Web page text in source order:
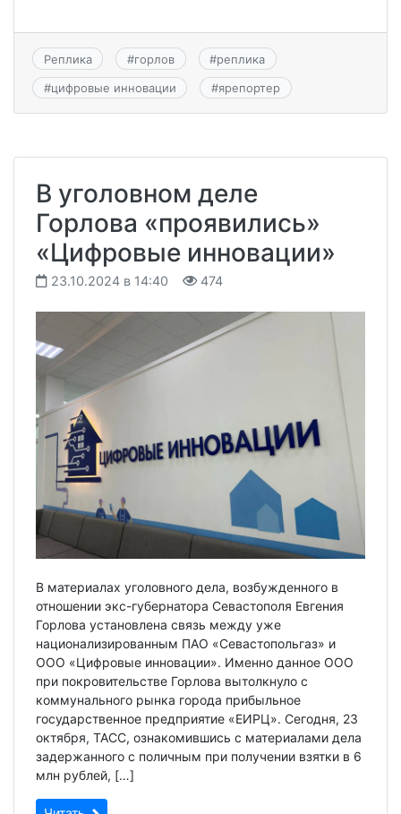
Реплика #горлов #реплика
#цифровые инновации #ярепортер
В уголовном деле
Горлова «проявились»
«Цифровые инновации»
23.10.2024 в 14:40 474
В материалах уголовного дела, возбужденного в
отношении экс-губернатора Севастополя Евгения
Горлова установлена связь между уже
национализированным ПАО «Севастопольгаз» и
ООО «Цифровые инновации». Именно данное ООО
при покровительстве Горлова вытолкнуло с
коммунального рынка города прибыльное
государственное предприятие «ЕИРЦ». Сегодня, 23
октября, ТАСС, ознакомившись с материалами дела
задержанного с поличным при получении взятки в 6
млн рублей, […]